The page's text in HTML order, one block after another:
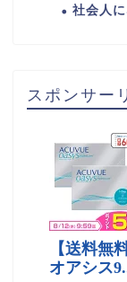
社会人
スポンサー